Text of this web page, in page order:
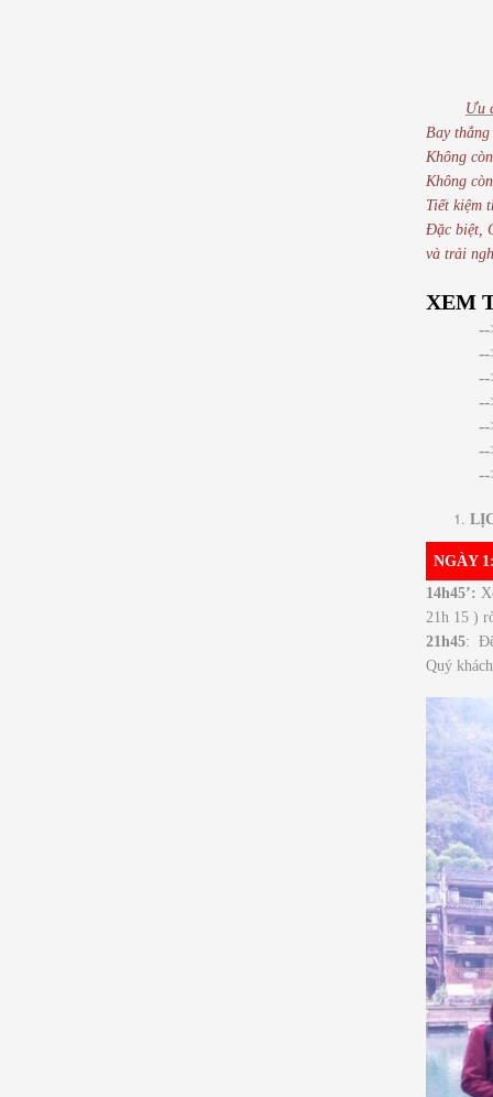
Ưu
Bay
Không
Không
Tiết kiệm
Đặc biệt,
và trải
XEM
--
--
--
--
--
--
NGÀY
14h45’:
21h 15 )
21h45:
Quý